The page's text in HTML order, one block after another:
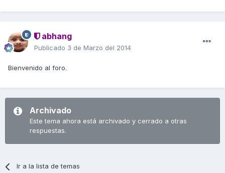
abhang
Publicado 3 de Marzo del 2014
Bienvenido al foro.
Archivado
Este tema ahora está archivado y cerrado a otras
respuestas.
Ir a la lista de temas